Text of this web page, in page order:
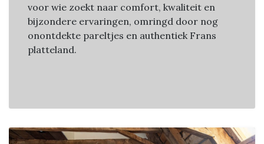
voor wie zoekt naar comfort, kwaliteit en
bijzondere ervaringen, omringd door nog
onontdekte pareltjes en authentiek Frans
platteland.